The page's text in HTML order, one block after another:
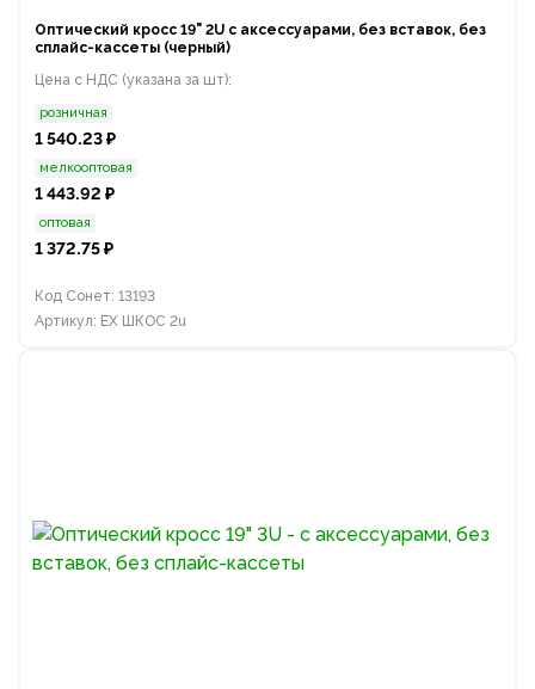
Оптический кросс 19" 2U с аксессуарами, без вставок, без
сплайс-кассеты (черный)
Цена с НДС (указана за шт):
розничная
1 540.23 ₽
мелкооптовая
1 443.92 ₽
оптовая
1 372.75 ₽
Код Сонет: 13193
Артикул: EX ШКОС 2u